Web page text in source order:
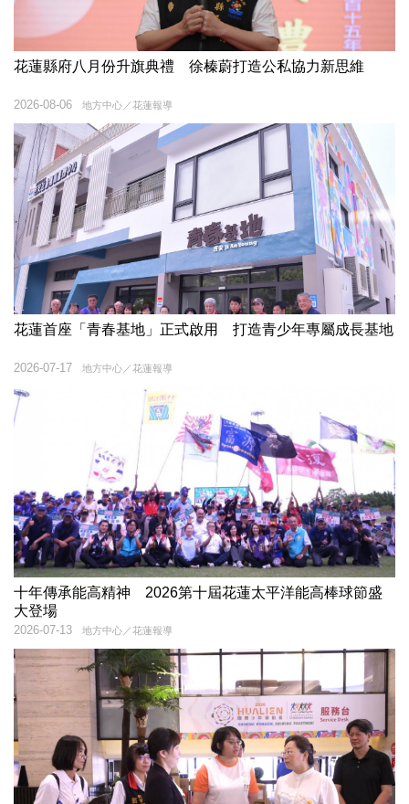
花蓮縣府八月份升旗典禮 徐榛蔚打造公私協力新思維
地方中心／花蓮報導
2026-08-06
花蓮首座「青春基地」正式啟用 打造青少年專屬成長基地
地方中心／花蓮報導
2026-07-17
十年傳承能高精神 2026第十屆花蓮太平洋能高棒球節盛
大登場
地方中心／花蓮報導
2026-07-13